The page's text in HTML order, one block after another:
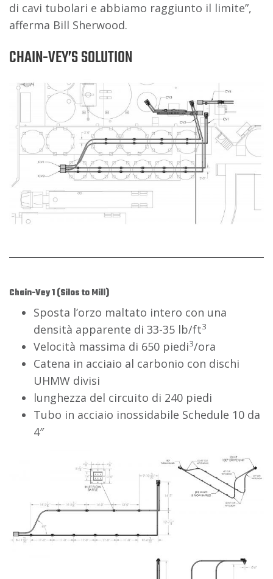
di cavi tubolari e abbiamo raggiunto il limite”,
afferma Bill Sherwood.
CHAIN-VEY’S SOLUTION
Chain-Vey 1 (Silos to Mill)
Sposta l’orzo maltato intero con una
densità apparente di 33-35 lb/ft3
Velocità massima di 650 piedi3/ora
Catena in acciaio al carbonio con dischi
UHMW divisi
lunghezza del circuito di 240 piedi
Tubo in acciaio inossidabile Schedule 10 da
4″